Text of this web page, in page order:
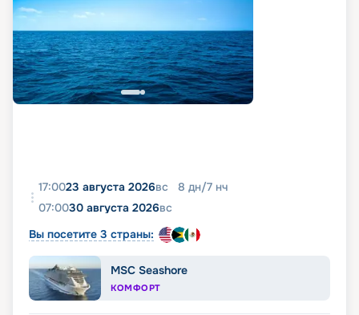
17:0023 августа 2026вс 8 дн/7 нч
07:0030 августа 2026вс
Вы посетите 3 страны:
MSC Seashore
КОМФОРТ